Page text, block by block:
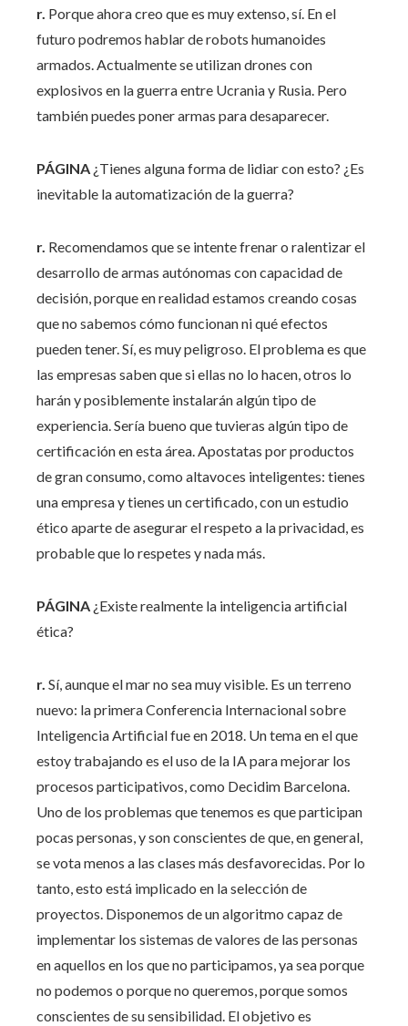
r. Porque ahora creo que es muy extenso, sí. En el
futuro podremos hablar de robots humanoides
armados. Actualmente se utilizan drones con
explosivos en la guerra entre Ucrania y Rusia. Pero
también puedes poner armas para desaparecer.
PÁGINA ¿Tienes alguna forma de lidiar con esto? ¿Es
inevitable la automatización de la guerra?
r. Recomendamos que se intente frenar o ralentizar el
desarrollo de armas autónomas con capacidad de
decisión, porque en realidad estamos creando cosas
que no sabemos cómo funcionan ni qué efectos
pueden tener. Sí, es muy peligroso. El problema es que
las empresas saben que si ellas no lo hacen, otros lo
harán y posiblemente instalarán algún tipo de
experiencia. Sería bueno que tuvieras algún tipo de
certificación en esta área. Apostatas por productos
de gran consumo, como altavoces inteligentes: tienes
una empresa y tienes un certificado, con un estudio
ético aparte de asegurar el respeto a la privacidad, es
probable que lo respetes y nada más.
PÁGINA ¿Existe realmente la inteligencia artificial
ética?
r. Sí, aunque el mar no sea muy visible. Es un terreno
nuevo: la primera Conferencia Internacional sobre
Inteligencia Artificial fue en 2018. Un tema en el que
estoy trabajando es el uso de la IA para mejorar los
procesos participativos, como Decidim Barcelona.
Uno de los problemas que tenemos es que participan
pocas personas, y son conscientes de que, en general,
se vota menos a las clases más desfavorecidas. Por lo
tanto, esto está implicado en la selección de
proyectos. Disponemos de un algoritmo capaz de
implementar los sistemas de valores de las personas
en aquellos en los que no participamos, ya sea porque
no podemos o porque no queremos, porque somos
conscientes de su sensibilidad. El objetivo es